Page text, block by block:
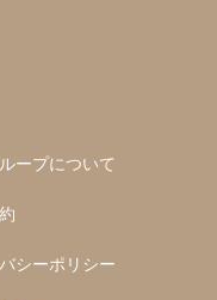
ープについて
シーポリシー